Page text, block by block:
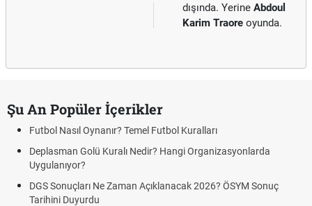
dışında. Yerine Abdoul
Karim Traore oyunda.
Şu An Popüler İçerikler
Futbol Nasıl Oynanır? Temel Futbol Kuralları
Deplasman Golü Kuralı Nedir? Hangi Organizasyonlarda
Uygulanıyor?
DGS Sonuçları Ne Zaman Açıklanacak 2026? ÖSYM Sonuç
Tarihini Duyurdu